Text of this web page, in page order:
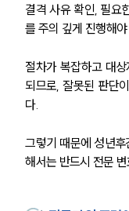
결격 사유 확인, 필요
를 주의 깊게 진행해야
절차가 복잡하고 대
되므로, 잘못된 판단
다.
그렇기 때문에 성년
해서는 반드시 전문